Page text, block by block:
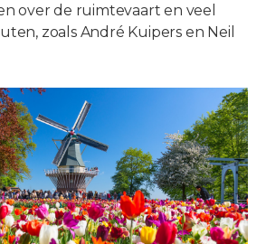
over de ruimtevaart en veel
zoals André Kuipers en Neil